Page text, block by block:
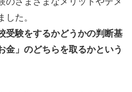
した。
受験をするかどうかの判断基
金」のどちらを取るかという